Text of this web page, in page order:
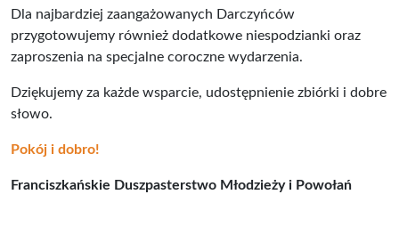
Dla najbardziej zaangażowanych Darczyńców
przygotowujemy również dodatkowe niespodzianki oraz
zaproszenia na specjalne coroczne wydarzenia.
Dziękujemy za każde wsparcie, udostępnienie zbiórki i dobre
słowo.
Pokój i dobro!
Franciszkańskie Duszpasterstwo Młodzieży i Powołań